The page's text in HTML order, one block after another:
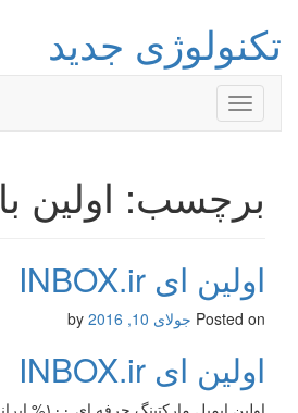
تکنولوژی جدید
Toggle
navigation
برچسب: اولین با
اولین ای INBOX.ir
Posted on جولای 10, 2016
اولین ای INBOX.ir
اولین ایمیل مارکتینگ حرفه ای ۱۰۰% ایرانی با INBOX.ir